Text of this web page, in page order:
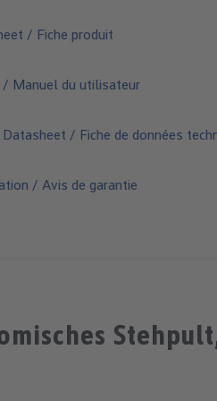
/ Fiche produit
/ Manuel du utilisateur
/ Fiche de données
/ Avis de garantie